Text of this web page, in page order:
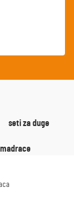
seti za duge